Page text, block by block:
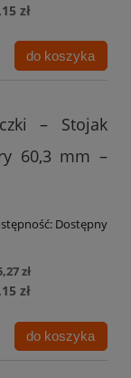
zł
do koszyka
– Stojak
60,3 mm –
Dostępny
zł
zł
do koszyka